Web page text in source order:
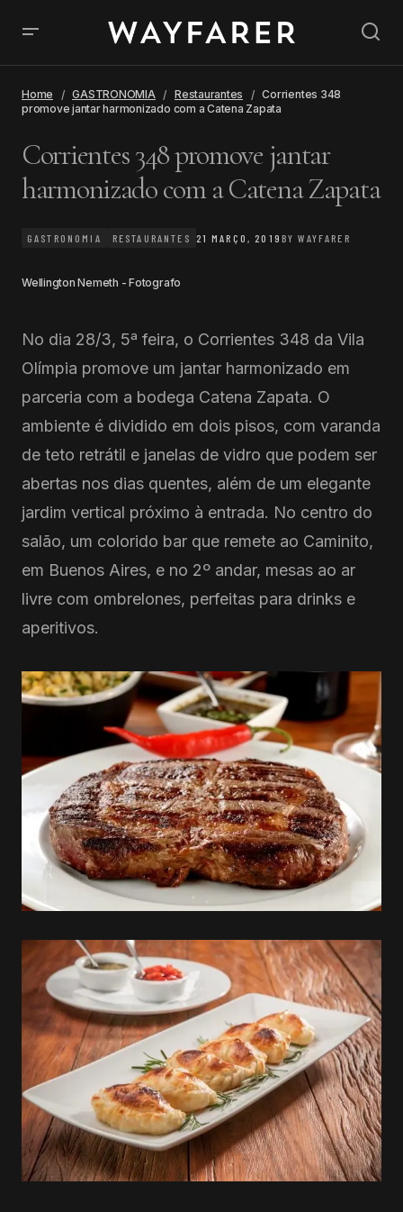
Home GASTRONOMIA Restaurantes
Corrientes 348
promove jantar harmonizado com a Catena Zapata
Corrientes 348 promove jantar
harmonizado com a Catena Zapata
GASTRONOMIA RESTAURANTES 21 MARÇO, 2019 BY WAYFARER
Wellington Nemeth - Fotografo
No dia 28/3, 5ª feira, o Corrientes 348 da Vila
Olímpia promove um jantar harmonizado em
parceria com a bodega Catena Zapata. O
ambiente é dividido em dois pisos, com varanda
de teto retrátil e janelas de vidro que podem ser
abertas nos dias quentes, além de um elegante
jardim vertical próximo à entrada. No centro do
salão, um colorido bar que remete ao Caminito,
em Buenos Aires, e no 2º andar, mesas ao ar
livre com ombrelones, perfeitas para drinks e
aperitivos.